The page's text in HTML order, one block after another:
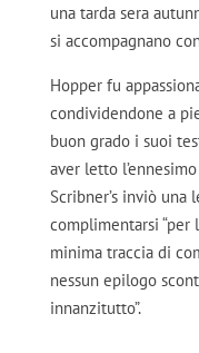
una tarda sera
si accompagnano
Hopper fu
condividendone a
buon grado i suoi
aver letto
Scribner’s inviò
complimentarsi “per
minima traccia di
nessun epilogo
innanzitutto”.